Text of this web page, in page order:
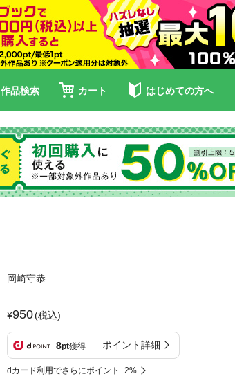
作品検索 カート はじめての方へ
岡崎守恭
950(税込)
8pt獲得 ポイント詳細
dカード利用でさらにポイント+2%